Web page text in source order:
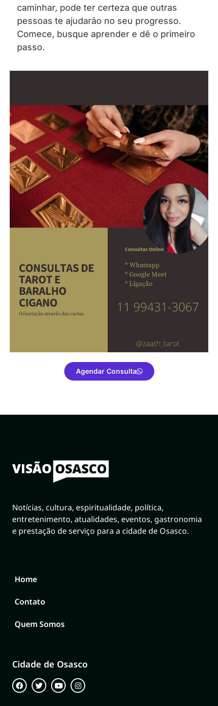
caminhar, pode ter certeza que outras
pessoas te ajudarão no seu progresso.
Comece, busque aprender e dê o primeiro
passo.
Agendar Consulta
Notícias, cultura, espiritualidade, política,
entretenimento, atualidades, eventos, gastronomia
e prestação de serviço para a cidade de Osasco.
Home
Contato
Quem Somos
Cidade de Osasco